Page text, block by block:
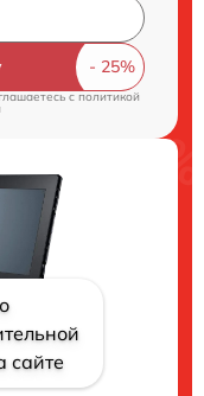
cполитикой
сайте